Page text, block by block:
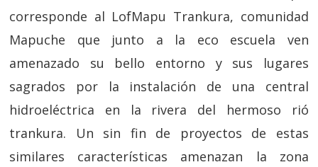
corresponde al LofMapu Trankura, comunidad
Mapuche que junto a la eco escuela ven
amenazado su bello entorno y sus lugares
sagrados por la instalación de una central
hidroeléctrica en la rivera del hermoso rió
trankura. Un sin fin de proyectos de estas
similares características amenazan la zona